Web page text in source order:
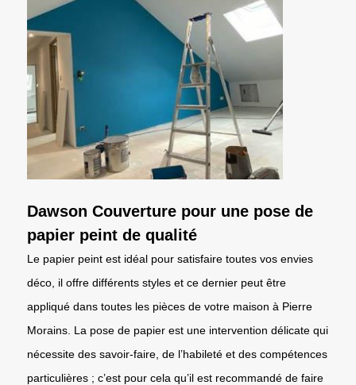
Dawson Couverture pour une pose de
papier peint de qualité
Le papier peint est idéal pour satisfaire toutes vos envies
déco, il offre différents styles et ce dernier peut être
appliqué dans toutes les pièces de votre maison à Pierre
Morains. La pose de papier est une intervention délicate qui
nécessite des savoir-faire, de l’habileté et des compétences
particulières ; c’est pour cela qu’il est recommandé de faire